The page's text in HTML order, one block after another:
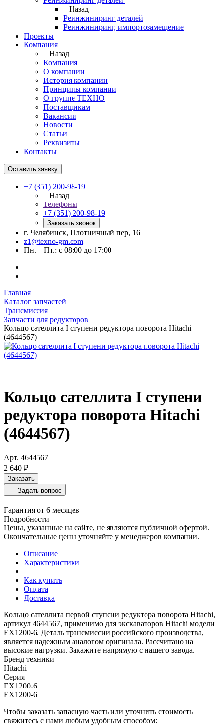
Назад
Реинжиниринг деталей
Реинжиниринг, импортозамещение
Проекты
Компания
Назад
Компания
О компании
История компании
Принципы компании
О группе ТЕХНО
Поставщикам
Вакансии
Новости
Статьи
Реквизиты
Контакты
Оставить заявку
+7 (351) 200-98-19
Назад
Телефоны
+7 (351) 200-98-19
Заказать звонок
г. Челябинск, Плотничный пер, 16
z1@texno-gm.com
Пн. – Пт.: с 08:00 до 17:00
Главная
Каталог запчастей
Трансмиссия
Запчасти для редукторов
Кольцо сателлита I ступени редуктора поворота Hitachi
(4644567)
Кольцо сателлита I ступени
редуктора поворота Hitachi
(4644567)
Арт. 4644567
2 640 ₽
Заказать
Задать вопрос
Гарантия от 6 месяцев
Подробности
Цены, указанные на сайте, не являются публичной офертой.
Окончательные цены уточняйте у менеджеров компании.
Описание
Характеристики
Как купить
Оплата
Доставка
Кольцо сателлита первой ступени редуктора поворота Hitachi,
артикул 4644567, применимо для экскаваторов Hitachi модели
EX1200-6. Деталь трансмиссии российского производства,
является надежным аналогом оригинала. Рассчитано на
высокие нагрузки. Закажите напрямую с нашего завода.
Бренд техники
Hitachi
Серия
EX1200-6
EX1200-6
Чтобы заказать запасную часть или уточнить стоимость
свяжитесь с нами любым удобным способом: